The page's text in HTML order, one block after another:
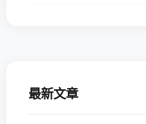
最新文章